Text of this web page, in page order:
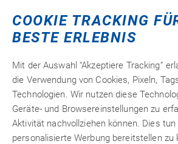
Swiftcol 2146
COOKIE TRACKING
BESTE ERLEBNIS
Mit der Auswahl “Akzeptiere Tracking”
die Verwendung von Cookies, Pixeln,
Technologien. Wir nutzen diese
Geräte- und Browsereinstellungen zu
Aktivität nachvollziehen können. Dies tun
personalisierte Werbung bereitstellen zu